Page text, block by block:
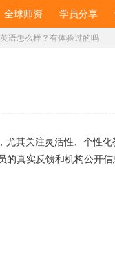
全球师资 学员分享
语怎么样？有体验过的吗
其关注灵活性、个性
的真实反馈和机构公开